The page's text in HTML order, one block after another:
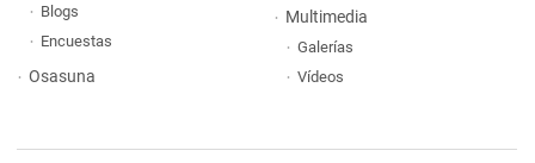
Blogs
Encuestas
Osasuna
Multimedia
Galerías
Vídeos